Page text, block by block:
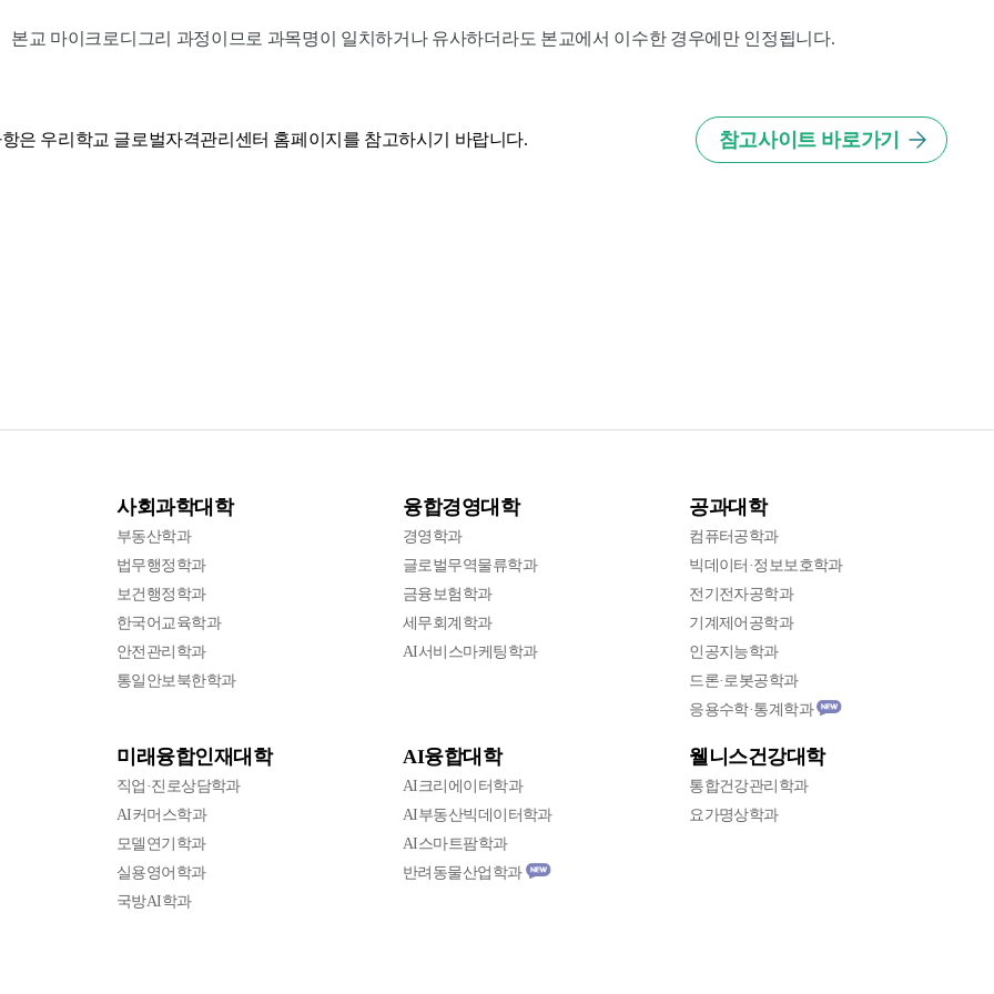
본교 마이크로디그리 과정이므로 과목명이 일치하거나 유사하더라도 본교에서 이수한 경우에만 인정됩니다.
은 우리학교 글로벌자격관리센터 홈페이지를 참고하시기 바랍니다. 참고사이트 바로가기
사회과학대학
부동산학과
법무행정학과
보건행정학과
한국어교육학과
안전관리학과
통일안보북한학과
융합경영대학
경영학과
글로벌무역물류학과
금융보험학과
세무회계학과
AI서비스마케팅학과
공과대학
컴퓨터공학과
빅데이터·정보보호학과
전기전자공학과
기계제어공학과
인공지능학과
드론·로봇공학과
응용수학·통계학과
미래융합인재대학
직업·진로상담학과
AI커머스학과
모델연기학과
실용영어학과
국방AI학과
AI융합대학
AI크리에이터학과
AI부동산빅데이터학과
AI스마트팜학과
반려동물산업학과
웰니스건강대학
통합건강관리학과
요가명상학과